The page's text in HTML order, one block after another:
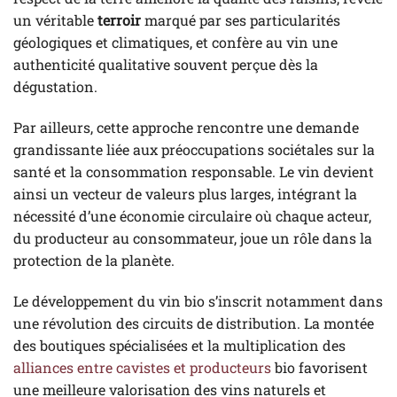
un véritableterroirmarqué par ses particularités
géologiques et climatiques, et confère au vin une
authenticité qualitative souvent perçue dès la
dégustation.
Par ailleurs, cette approche rencontre une demande
grandissante liée aux préoccupations sociétales sur la
santé et la consommation responsable. Le vin devient
ainsi un vecteur de valeurs plus larges, intégrant la
nécessité d’une économie circulaire où chaque acteur,
du producteur au consommateur, joue un rôle dans la
protection de la planète.
Le développement du vin bio s’inscrit notamment dans
une révolution des circuits de distribution. La montée
des boutiques spécialisées et la multiplication des
alliances entre cavistes et producteursbio favorisent
une meilleure valorisation des vins naturels et